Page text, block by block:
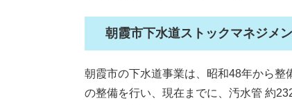
朝霞市下水道ストックマネジメ
朝霞市の下水道事業は、昭和48年から
の整備を行い、現在までに、汚水管 約